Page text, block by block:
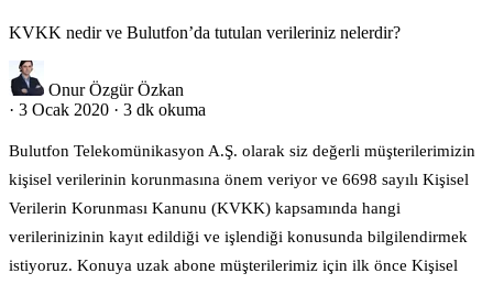
KVKK nedir ve Bulutfon’da tutulan verileriniz nelerdir?
Onur Özgür Özkan
· 3 Ocak 2020 · 3 dk okuma
Bulutfon Telekomünikasyon A.Ş. olarak siz değerli müşterilerimizin
kişisel verilerinin korunmasına önem veriyor ve 6698 sayılı Kişisel
Verilerin Korunması Kanunu (KVKK) kapsamında hangi
verilerinizinin kayıt edildiği ve işlendiği konusunda bilgilendirmek
istiyoruz. Konuya uzak abone müşterilerimiz için ilk önce Kişisel